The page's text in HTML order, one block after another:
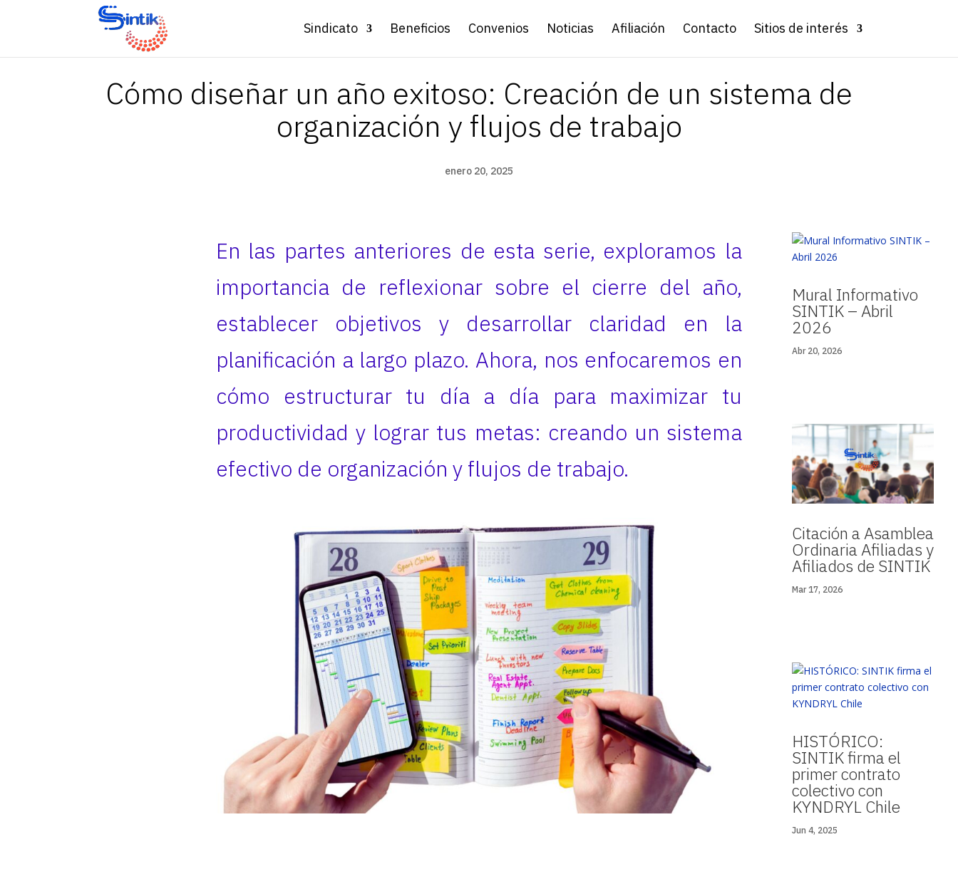
Sindicato Beneficios Convenios Noticias Afiliación Contacto Sitios de interés
Cómo diseñar un año exitoso: Creación de un sistema de
organización y flujos de trabajo
enero 20, 2025
En las partes anteriores de esta serie, exploramos la
importancia de reflexionar sobre el cierre del año,
establecer objetivos y desarrollar claridad en la
planificación a largo plazo. Ahora, nos enfocaremos en
cómo estructurar tu día a día para maximizar tu
productividad y lograr tus metas: creando un sistema
efectivo de organización y flujos de trabajo.
Mural Informativo
SINTIK – Abril
2026
Abr 20, 2026
Citación a Asamblea
Ordinaria Afiliadas y
Afiliados de SINTIK
Mar 17, 2026
HISTÓRICO:
SINTIK firma el
primer contrato
colectivo con
KYNDRYL Chile
Jun 4, 2025